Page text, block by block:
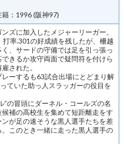
：1996 (阪神97)
ズに加入したメジャーリーガー。
率.301の好成績を残したが、柵越
、サードの守備では足を引っ張っ
きるか攻守両面で疑問符を付けら
された。
ーするも63試合出場にとどまり解
ていた助っ人スラッガーの役目を
の冒頭にダーネル・コールズの名
補の高校生を集めて短距離走をす
が足の速そうな黒人選手たちを差
このとき一緒に走った黒人選手の